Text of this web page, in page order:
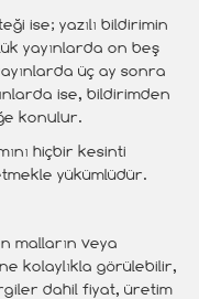
ise; yazılı bildirimin
yayınlarda on beş
üç ay sonra
ise, bildirimden
konulur.
hiçbir kesinti
yükümlüdür.
malların veya
kolaylıkla görülebilir,
dahil fiyat, üretim